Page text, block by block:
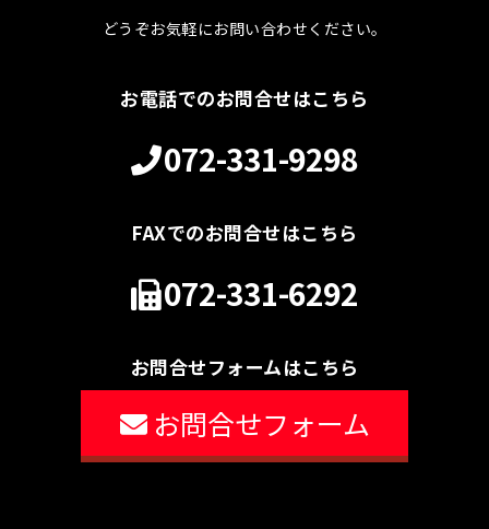
どうぞお気軽にお問い合わせください。
お電話でのお問合せはこちら
072-331-9298
FAXでのお問合せはこちら
072-331-6292
お問合せフォームはこちら
お問合せフォーム